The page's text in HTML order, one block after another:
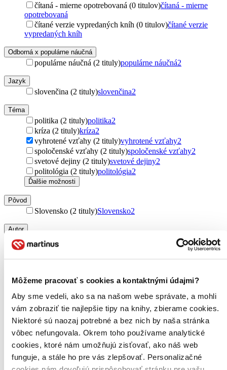
Môžeme pracovať s cookies a kontaktnými údajmi?
Aby sme vedeli, ako sa na našom webe správate, a mohli
vám zobraziť tie najlepšie tipy na knihy, zbierame cookies.
Niektoré sú naozaj potrebné a bez nich by naša stránka
vôbec nefungovala. Okrem toho používame analytické
cookies, ktoré nám umožňujú zisťovať, ako náš web
funguje, a stále ho pre vás zlepšovať. Personalizačné
čítaná - mierne opotrebovaná (0 titulov)čítaná - mierne
opotrebovaná
čítané verzie vypredaných kníh (0 titulov)čítané verzie
vypredaných kníh
Odborná x populárne náučná
populárne náučná (2 tituly)populárne náučná2
Jazyk
slovenčina (2 tituly)slovenčina2
Téma
politika (2 tituly)politika2
kríza (2 tituly)kríza2
vyhrotené vzťahy (2 tituly)vyhrotené vzťahy2
spoločenské vzťahy (2 tituly)spoločenské vzťahy2
svetové dejiny (2 tituly)svetové dejiny2
politológia (2 tituly)politológia2
Ďalšie možnosti
Pôvod
Slovensko (2 tituly)Slovensko2
Autor
Daniel Šmihula (2 tituly)
Vydavateľstvo
pevná väzba (1 titul)pevná väzba1
E-kniha: PDF (1 titul)
E-kniha: EPUB (1 titul) E-kniha: EPUB1
E-kniha: MOBI (1 titul)E-kniha: MOBI1
Zúžiť výber